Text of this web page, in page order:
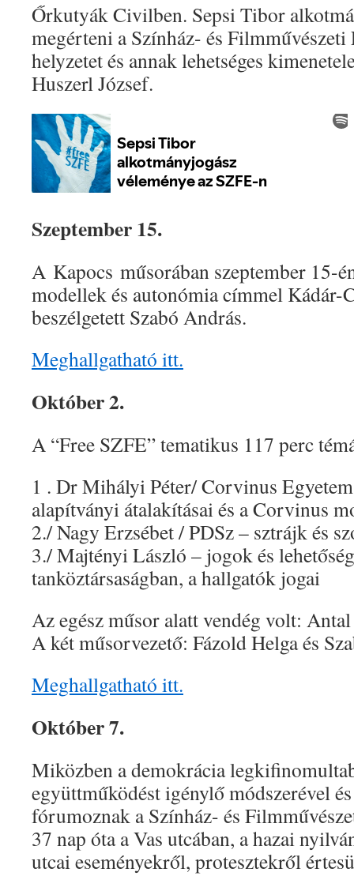
Őrkutyák Civilben. Sepsi Tibor
megérteni a Színház- és
helyzetet és annak lehetséges
Huszerl József.
Szeptember 15.
A Kapocs műsorában szeptember 15-
modellek és autonómia címmel Kádár-
beszélgetett Szabó András.
Meghallgatható itt.
Október 2.
A “Free SZFE” tematikus 117 perc
1 . Dr Mihályi Péter/ Corvinus
alapítványi átalakításai és a Corvinus
2./ Nagy Erzsébet / PDSz – sztrájk és
3./ Majtényi László – jogok és
tanköztársaságban, a hallgatók jogai
Az egész műsor alatt vendég volt:
A két műsorvezető: Fázold Helga és
Meghallgatható itt.
Október 7.
Miközben a demokrácia
együttműködést igénylő módszerével
fórumoznak a Színház- és
37 nap óta a Vas utcában, a hazai
utcai eseményekről, protesztekről